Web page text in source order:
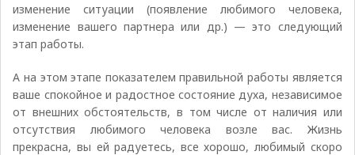
изменение ситуации (появление любимого человека,
изменение вашего партнера или др.) — это следующий
этап работы.
А на этом этапе показателем правильной работы является
ваше спокойное и радостное состояние духа, независимое
от внешних обстоятельств, в том числе от наличия или
отсутствия любимого человека возле вас. Жизнь
прекрасна, вы ей радуетесь, все хорошо, любимый скоро